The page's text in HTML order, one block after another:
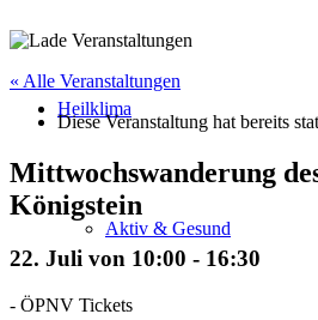
Heilklima
Aktiv & Gesund
« Alle Veranstaltungen
Diese Veranstaltung hat bereits
Mittwochswanderung
Königstein
22. Juli von 10:00 - 16:30
- ÖPNV Tickets